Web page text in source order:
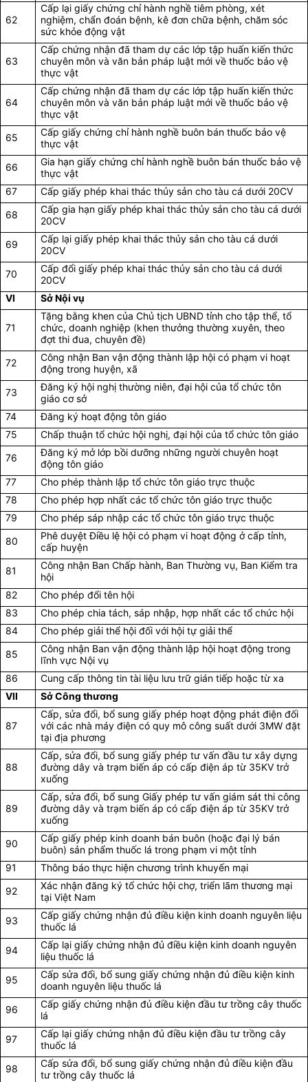
62
Cấp lại giấy chứng chỉ hành nghề tiêm phòng, xét
nghiệm, chẩn đoán bệnh, kê đơn chữa bệnh, chăm sóc
sức khỏe động vật
63
Cấp chứng nhận đã tham dự các lớp tập huấn kiến thức
chuyên môn và văn bản pháp luật mới về thuốc bảo vệ
thực vật
64
Cấp chứng nhận đã tham dự các lớp tập huấn kiến thức
chuyên môn và văn bản pháp luật mới về thuốc bảo vệ
thực vật
65
Cấp giấy chứng chỉ hành nghề buôn bán thuốc bảo vệ
thực vật
66
Gia hạn giấy chứng chỉ hành nghề buôn bán thuốc bảo vệ
thực vật
67
Cấp giấy phép khai thác thủy sản cho tàu cá dưới 20CV
68
Cấp gia hạn giấy phép khai thác thủy sản cho tàu cá dưới
20CV
69
Cấp lại giấy phép khai thác thủy sản cho tàu cá dưới
20CV
70
Cấp đổi giấy phép khai thác thủy sản cho tàu cá dưới
20CV
VI
Sở Nội vụ
71
Tặng bằng khen của Chủ tịch UBND tỉnh cho tập thể, tổ
chức, doanh nghiệp (khen thưởng thường xuyên, theo
đợt thi đua, chuyên đề)
72
Công nhận Ban vận động thành lập hội có phạm vi hoạt
động trong huyện, xã
73
Đăng ký hội nghị thường niên, đại hội của tổ chức tôn
giáo cơ sở
74
Đăng ký hoạt động tôn giáo
75
Chấp thuận tổ chức hội nghị, đại hội của tổ chức tôn giáo
76
Đăng ký mở lớp bồi dưỡng những người chuyên hoạt
động tôn giáo
77
Cho phép thành lập tổ chức tôn giáo trực thuộc
78
Cho phép hợp nhất các tổ chức tôn giáo trực thuộc
79
Cho phép sáp nhập các tổ chức tôn giáo trực thuộc
80
Phê duyệt Điều lệ hội có phạm vi hoạt động ở cấp tỉnh,
cấp huyện
81
Công nhận Ban Chấp hành, Ban Thường vụ, Ban Kiểm tra
hội
82
Cho phép đổi tên hội
83
Cho phép chia tách, sáp nhập, hợp nhất các tổ chức hội
84
Cho phép giải thể hội đối với hội tự giải thể
85
Công nhận Ban vận động thành lập hội hoạt động trong
lĩnh vực Nội vụ
86
Cung cấp thông tin tài liệu lưu trữ gián tiếp hoặc từ xa
VII
Sở Công thương
87
Cấp, sửa đổi, bổ sung giấy phép hoạt động phát điện đối
với các nhà máy điện có quy mô công suất dưới 3MW đặt
tại địa phương
88
Cấp, sửa đổi, bổ sung giấy phép tư vấn đầu tư xây dựng
đường dây và trạm biến áp có cấp điện áp từ 35KV trở
xuống
89
Cấp, sửa đổi, bổ sung Giấy phép tư vấn giám sát thi công
đường dây và trạm biến áp có cấp điện áp từ 35KV trở
xuống
90
Cấp giấy phép kinh doanh bán buôn (hoặc đại lý bán
buôn) sản phẩm thuốc lá trong phạm vi một tỉnh
91
Thông báo thực hiện chương trình khuyến mại
92
Xác nhận đăng ký tổ chức hội chợ, triển lãm thương mại
tại Việt Nam
93
Cấp giấy chứng nhận đủ điều kiện kinh doanh nguyên liệu
thuốc lá
94
Cấp lại giấy chứng nhận đủ điều kiện kinh doanh nguyên
liệu thuốc lá
95
Cấp sửa đổi, bổ sung giấy chứng nhận đủ điều kiện kinh
doanh nguyên liệu thuốc lá
96
Cấp giấy chứng nhận đủ điều kiện đầu tư trồng cây thuốc
lá
97
Cấp lại giấy chứng nhận đủ điều kiện đầu tư trồng cây
thuốc lá
98
Cấp sửa đổi, bổ sung giấy chứng nhận đủ điều kiện đầu
tư trồng cây thuốc lá